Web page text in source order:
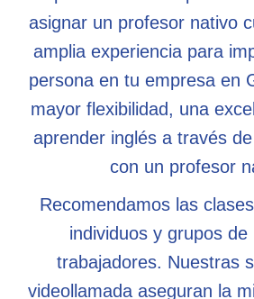
asignar un profesor nativo
amplia experiencia para
persona en tu empresa en
mayor flexibilidad, una
aprender inglés a través
con un profesor
Recomendamos las
individuos y grupos de
trabajadores. Nuestras
videollamada aseguran la